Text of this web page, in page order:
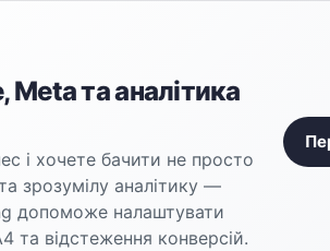
та аналітика
і хочете бачити не просто
зрозумілу аналітику —
допоможе налаштувати
та відстеження конверсій.